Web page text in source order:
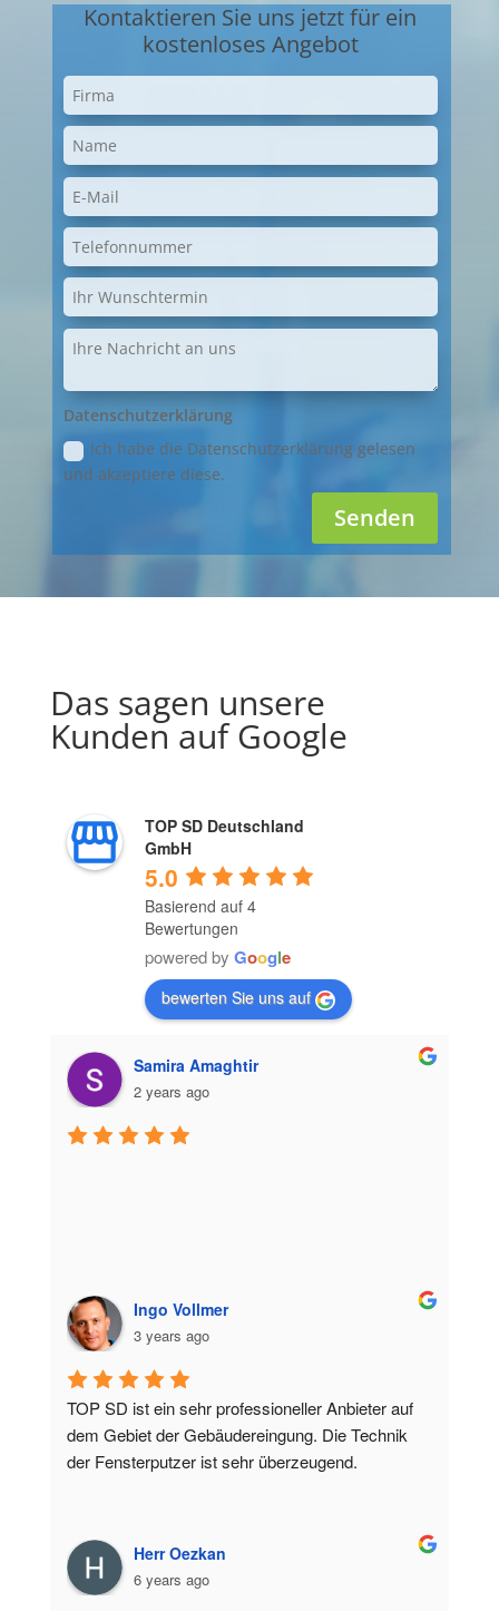
Kontaktieren Sie uns jetzt für ein
kostenloses Angebot
Datenschutzerklärung
Ich habe die Datenschutzerklärung gelesen
und akzeptiere diese.
Senden
Das sagen unsere
Kunden auf Google
TOP SD Deutschland
GmbH
5.0
Basierend auf 4
Bewertungen
powered by Google
bewerten Sie uns auf
Samira Amaghtir
2 years ago
Ingo Vollmer
3 years ago
TOP SD ist ein sehr professioneller Anbieter auf
dem Gebiet der Gebäudereingung. Die Technik
der Fensterputzer ist sehr überzeugend.
Herr Oezkan
6 years ago